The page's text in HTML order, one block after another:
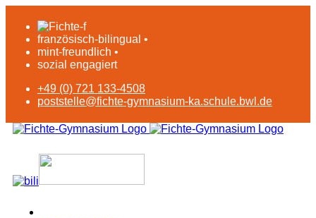
französisch-bilingual •
mint-freundlich •
sozial engagiert
+49 (0) 721 133-4508
poststelle@fichte-gymnasium-ka.schule.bwl.de